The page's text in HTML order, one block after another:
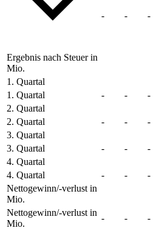
Ergebnis nach Steuer in
Mio.
- - -
1. Quartal
1. Quartal
- - -
2. Quartal
2. Quartal
- - -
3. Quartal
3. Quartal
- - -
4. Quartal
4. Quartal
- - -
Nettogewinn/-verlust in
Mio.
Nettogewinn/-verlust in
Mio.
- - -